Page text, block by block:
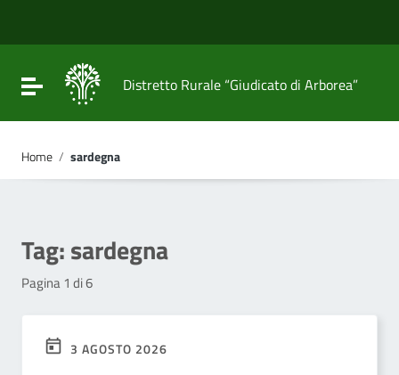
Vai al footer
Attiva / disattiva la navigazione
Distretto Rurale “Giudicato di Arborea”
Home / sardegna
Tag:sardegna
Pagina 1 di 6
3 AGOSTO 2026